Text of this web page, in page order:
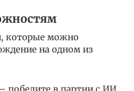
которые можно
на одном из
– победите в партии с ИИ,